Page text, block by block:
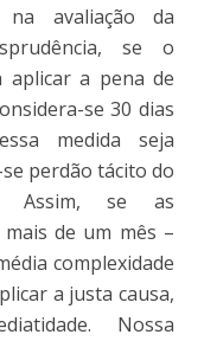
avaliação da
se o
aplicar a pena de
se 30 dias
medida seja
perdão tácito do
Assim, se as
de um mês –
complexidade
a justa causa,
Nossa